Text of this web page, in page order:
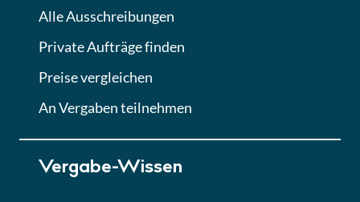
Lektion 6
Abgabe von Angeboten
Lektion
Lektion 7
Finales Quiz
Alle Ausschreibungen
Private Aufträge finden
Preise vergleichen
An Vergaben teilnehmen
Vergabe-Wissen